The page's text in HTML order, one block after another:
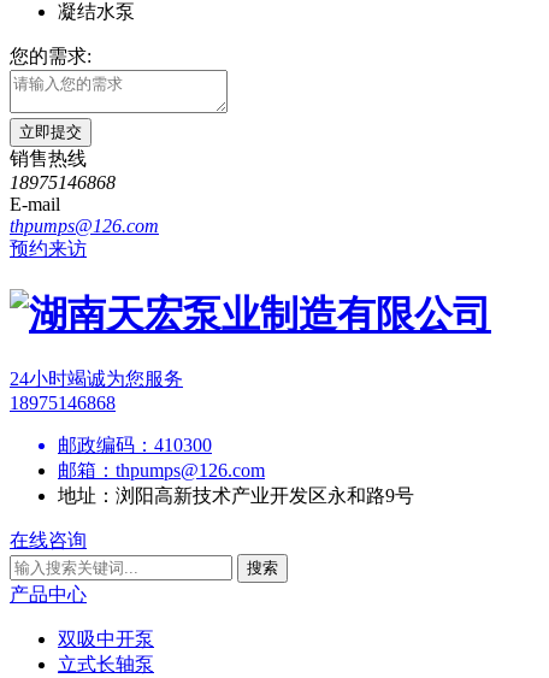
凝结水泵
您的需求:
立即提交
销售热线
18975146868
E-mail
thpumps@126.com
预约来访
24小时竭诚为您服务
18975146868
邮政编码： 410300
邮箱： thpumps@126.com
地址： 浏阳高新技术产业开发区永和路9号
在线咨询
搜索
产品中心
双吸中开泵
立式长轴泵